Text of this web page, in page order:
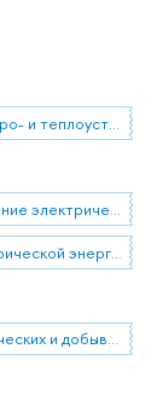
автономные системы энергоснабжения (электро- и теплоустановки)
электрогенерирующее и котельное оборудование электрических станций
устройства передачи и преобразования электрической энергии
мировая экономика в части развития энергетических и добывающих секторов